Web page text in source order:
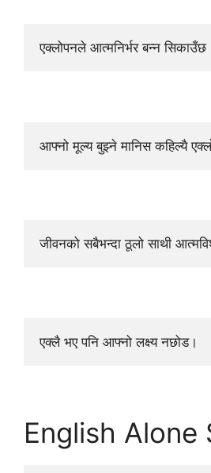
एक्लोपनले आत्मनिर्भर बन्न
आफ्नो मूल्य बुझ्ने मानिस कहिल्यै
जीवनको सबैभन्दा ठूलो साथी
एक्लै भए पनि आफ्नो लक्ष्य नछोड।
English Alone